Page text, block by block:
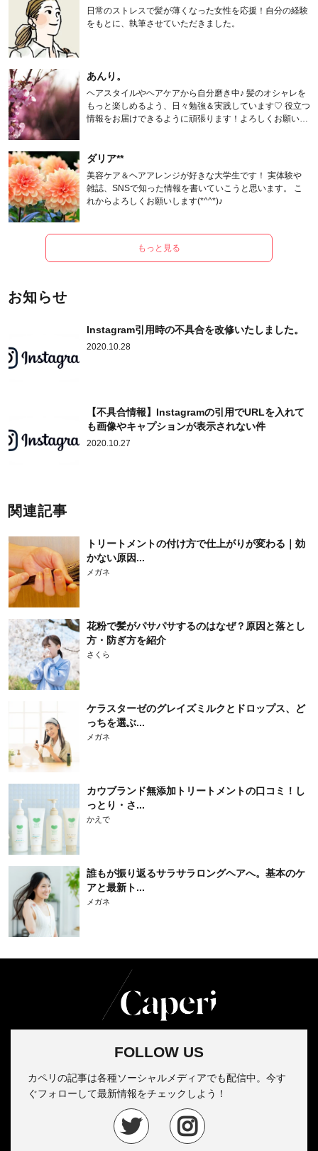
日常のストレスで髪が薄くなった女性を応援！自分の経験
をもとに、執筆させていただきました。
あんり。
ヘアスタイルやヘアケアから自分磨き中♪ 髪のオシャレを
もっと楽しめるよう、日々勉強＆実践しています♡ 役立つ
情報をお届けできるように頑張ります！よろしくお願いし
ダリア**
美容ケア＆ヘアアレンジが好きな大学生です！ 実体験や
雑誌、SNSで知った情報を書いていこうと思います。 こ
れからよろしくお願いします(*^^*)♪
もっと見る
お知らせ
Instagram引用時の不具合を改修いたしました。
2020.10.28
【不具合情報】Instagramの引用でURLを入れて
も画像やキャプションが表示されない件
2020.10.27
関連記事
トリートメントの付け方で仕上がりが変わる｜効
かない原因...
メガネ
花粉で髪がパサパサするのはなぜ？原因と落とし
方・防ぎ方を紹介
さくら
ケラスターゼのグレイズミルクとドロップス、ど
っちを選ぶ...
メガネ
カウブランド無添加トリートメントの口コミ！し
っとり・さ...
かえで
誰もが振り返るサラサラロングヘアへ。基本のケ
アと最新ト...
メガネ
FOLLOW US
カペリの記事は各種ソーシャルメディアでも配信中。今す
ぐフォローして最新情報をチェックしよう！